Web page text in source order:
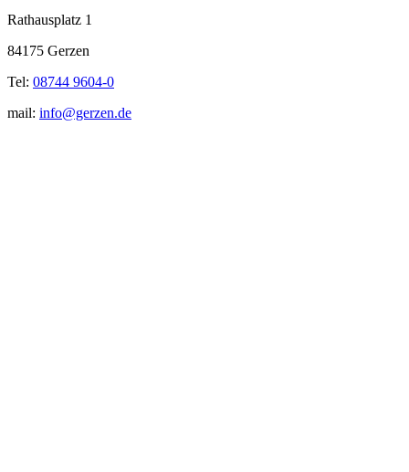
Rathausplatz 1
84175 Gerzen
Tel: 08744 9604-0
mail: info@gerzen.de